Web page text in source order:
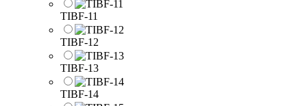
TIBF-11
TIBF-12
TIBF-13
TIBF-14